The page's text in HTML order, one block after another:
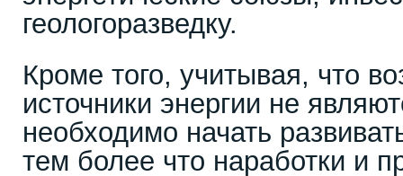
геологоразведку.
Кроме того, учитывая, что
источники энергии не
необходимо начать
тем более что наработки и